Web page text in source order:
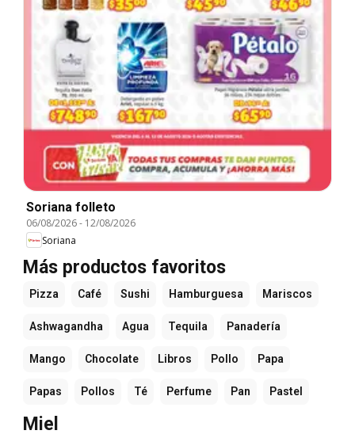
Soriana folleto
06/08/2026- 12/08/2026
Soriana
Más productos favoritos
Pizza Café Sushi Hamburguesa Mariscos
Ashwagandha Agua Tequila Panadería
Mango Chocolate Libros Pollo Papa
Papas Pollos Té Perfume Pan Pastel
Miel